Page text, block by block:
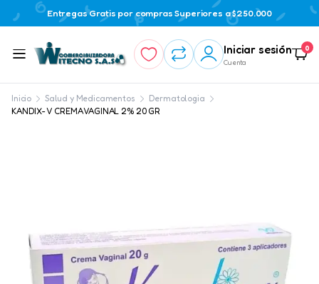
Entregas Gratis por compras Superiores a $250.000
Iniciar sesión
Cuenta
0
Inicio Salud y Medicamentos
Dermatologia
KANDIX- V CREMA VAGINAL 2% 20 GR